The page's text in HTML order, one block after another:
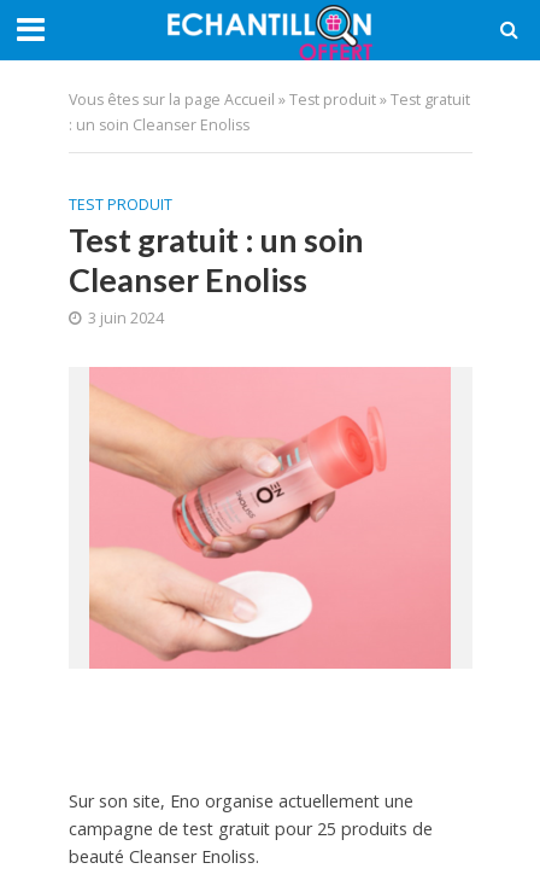
Vous êtes sur la page Accueil »Test produit»Test gratuit
: un soin Cleanser Enoliss
TEST PRODUIT
Test gratuit : un soin
Cleanser Enoliss
3 juin 2024
Sur son site, Eno organise actuellement une
campagne de test gratuit pour 25 produits de
beauté Cleanser Enoliss.